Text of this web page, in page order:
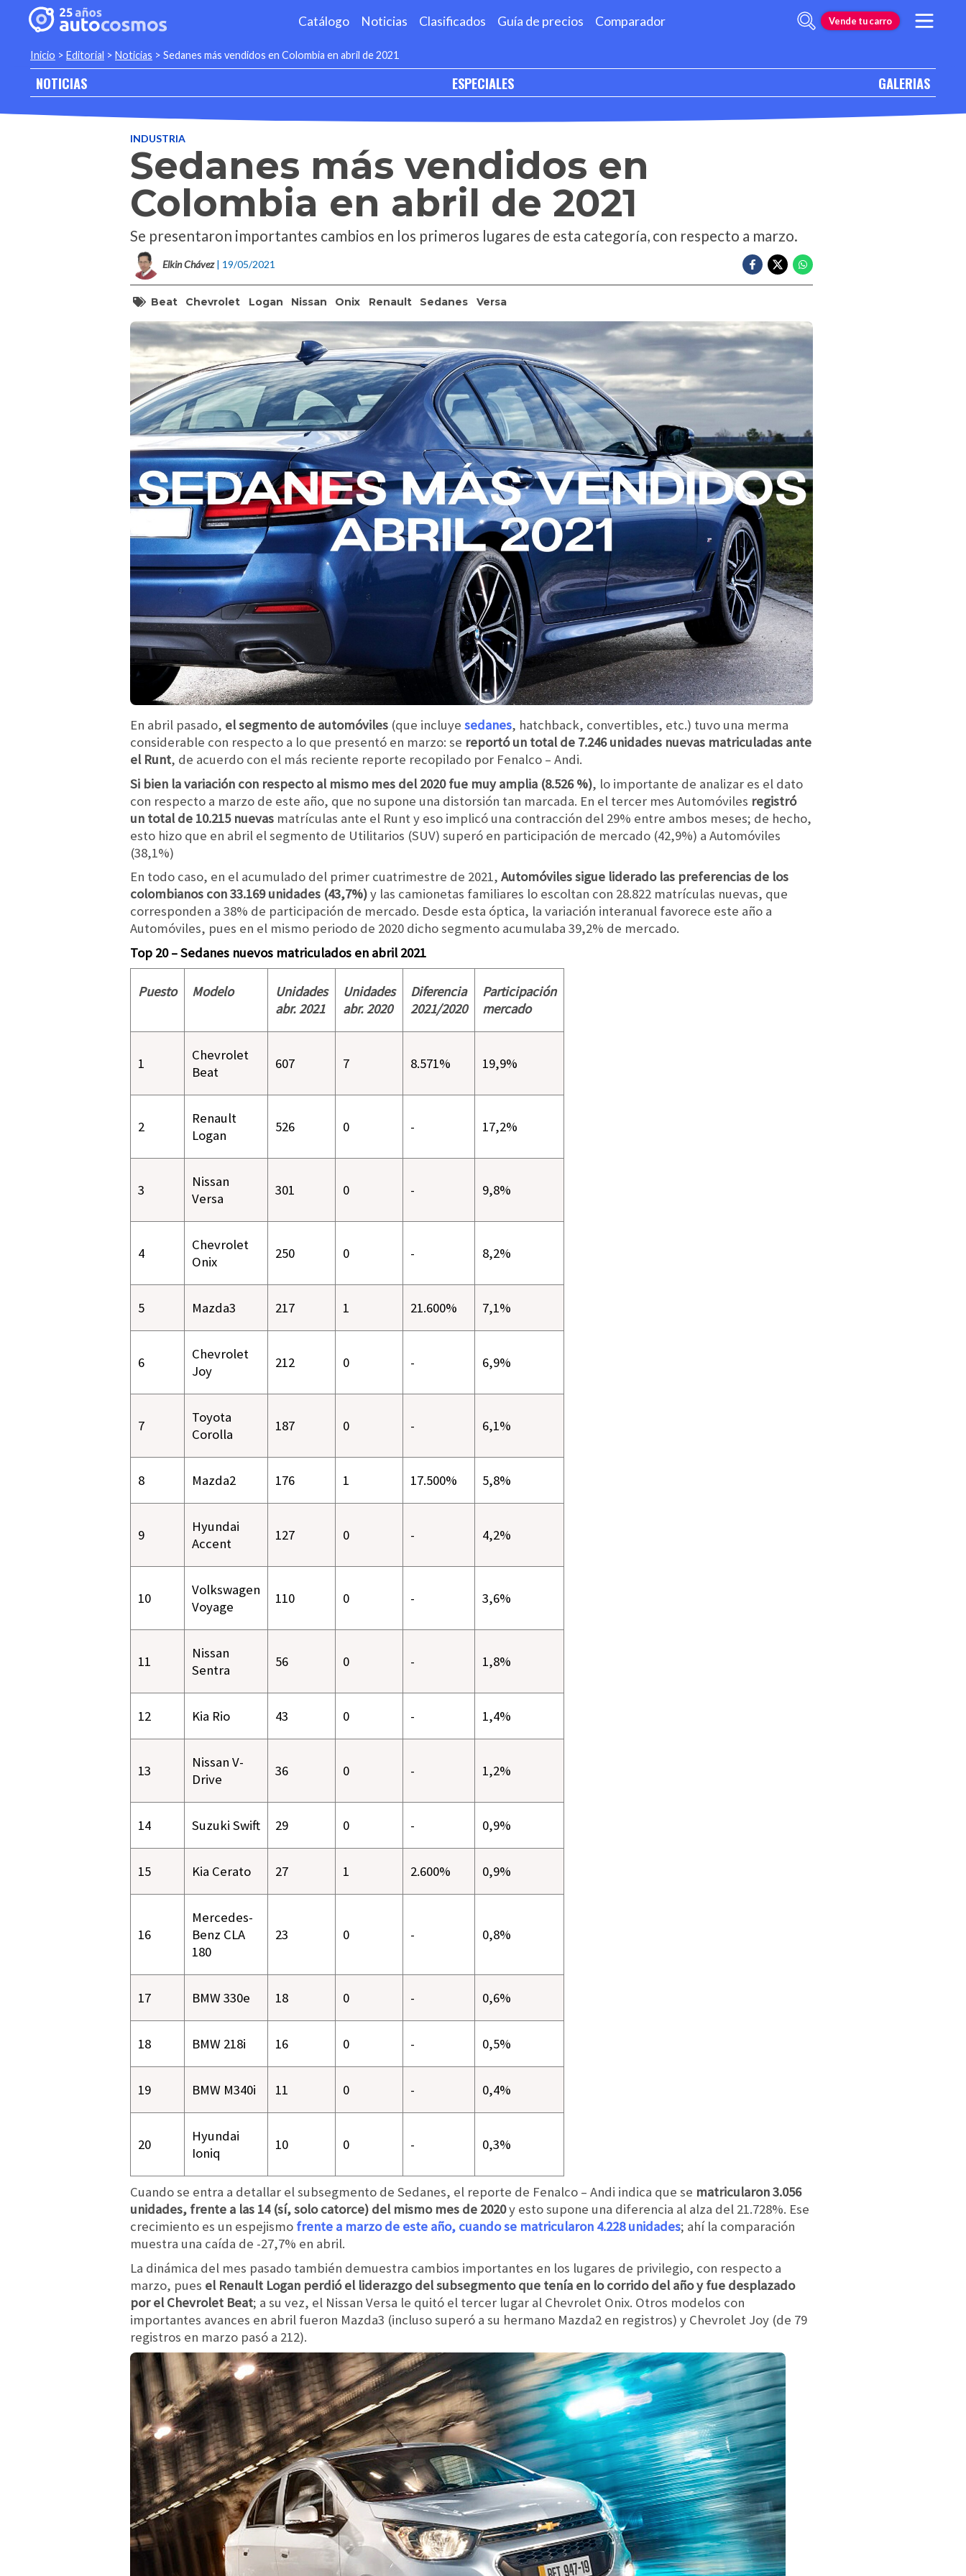
Catálogo Noticias Clasificados Guía de precios Comparador Vende tu carro
Inicio > Editorial > Noticias > Sedanes más vendidos en Colombia en abril de 2021
NOTICIAS ESPECIALES GALERIAS
INDUSTRIA
Sedanes más vendidos en
Colombia en abril de 2021
Se presentaron importantes cambios en los primeros lugares de esta categoría, con respecto a marzo.
Elkin Chávez | 19/05/2021
Beat Chevrolet Logan Nissan Onix Renault Sedanes Versa
En abril pasado, el segmento de automóviles (que incluye sedanes, hatchback, convertibles, etc.) tuvo una merma
considerable con respecto a lo que presentó en marzo: se reportó un total de 7.246 unidades nuevas matriculadas ante
el Runt, de acuerdo con el más reciente reporte recopilado por Fenalco – Andi.
Si bien la variación con respecto al mismo mes del 2020 fue muy amplia (8.526 %), lo importante de analizar es el dato
con respecto a marzo de este año, que no supone una distorsión tan marcada. En el tercer mes Automóviles registró
un total de 10.215 nuevas matrículas ante el Runt y eso implicó una contracción del 29% entre ambos meses; de hecho,
esto hizo que en abril el segmento de Utilitarios (SUV) superó en participación de mercado (42,9%) a Automóviles
(38,1%)
En todo caso, en el acumulado del primer cuatrimestre de 2021, Automóviles sigue liderado las preferencias de los
colombianos con 33.169 unidades (43,7%)y las camionetas familiares lo escoltan con 28.822 matrículas nuevas, que
corresponden a 38% de participación de mercado. Desde esta óptica, la variación interanual favorece este año a
Automóviles, pues en el mismo periodo de 2020 dicho segmento acumulaba 39,2% de mercado.
Top 20 – Sedanes nuevos matriculados en abril2021
Puesto Modelo
Unidades
abr. 2021
Unidades
abr. 2020
Diferencia
2021/2020
Participación
mercado
1
Chevrolet
Beat
607 7 8.571% 19,9%
2
Renault
Logan
526 0 - 17,2%
3
Nissan
Versa
301 0 - 9,8%
4
Chevrolet
Onix
250 0 - 8,2%
5 Mazda3 217 1 21.600% 7,1%
6
Chevrolet
Joy
212 0 - 6,9%
7
Toyota
Corolla
187 0 - 6,1%
8 Mazda2 176 1 17.500% 5,8%
9
Hyundai
Accent
127 0 - 4,2%
10
Volkswagen
Voyage
110 0 - 3,6%
11
Nissan
Sentra
56 0 - 1,8%
12 Kia Rio 43 0 - 1,4%
13
Nissan V-
Drive
36 0 - 1,2%
14 Suzuki Swift 29 0 - 0,9%
15 Kia Cerato 27 1 2.600% 0,9%
16
Mercedes-
Benz CLA
180
23 0 - 0,8%
17 BMW 330e 18 0 - 0,6%
18 BMW 218i 16 0 - 0,5%
19 BMW M340i 11 0 - 0,4%
20
Hyundai
Ioniq
10 0 - 0,3%
Cuando se entra a detallar el subsegmento de Sedanes, el reporte de Fenalco – Andi indica que se matricularon 3.056
unidades, frente a las 14 (sí, solo catorce) del mismo mes de 2020y esto supone una diferencia al alza del 21.728%. Ese
crecimiento es un espejismo frente a marzo de este año, cuando se matricularon 4.228 unidades; ahí la comparación
muestra una caída de -27,7% en abril.
La dinámica del mes pasado también demuestra cambios importantes en los lugares de privilegio, con respecto a
marzo, pues el Renault Logan perdió el liderazgo del subsegmento que tenía en lo corrido del año y fue desplazado
por el Chevrolet Beat; a su vez, el Nissan Versa le quitó el tercer lugar al Chevrolet Onix. Otros modelos con
importantes avances en abril fueron Mazda3 (incluso superó a su hermano Mazda2 en registros) y Chevrolet Joy (de 79
registros en marzo pasó a 212).